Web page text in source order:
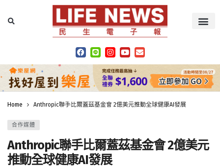
Home Anthropic聯手比爾蓋茲基金會 2億美元推動全球健康AI發展
合作媒體
Anthropic聯手比爾蓋茲基金會 2億美元
推動全球健康AI發展